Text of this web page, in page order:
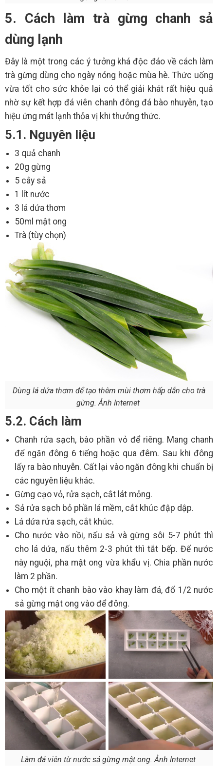
5. Cách làm trà gừng chanh sả
dùng lạnh
Đây là một trong các ý tưởng khá độc đáo về cách làm
trà gừng dùng cho ngày nóng hoặc mùa hè. Thức uống
vừa tốt cho sức khỏe lại có thể giải khát rất hiệu quả
nhờ sự kết hợp đá viên chanh đông đá bào nhuyễn, tạo
hiệu ứng mát lạnh thỏa vị khi thưởng thức.
5.1. Nguyên liệu
3 quả chanh
20g gừng
5 cây sả
1 lít nước
3 lá dứa thơm
50ml mật ong
Trà (tùy chọn)
Dùng lá dứa thơm để tạo thêm mùi thơm hấp dẫn cho trà
gừng. Ảnh Internet
5.2. Cách làm
Chanh rửa sạch, bào phần vỏ để riêng. Mang chanh
để ngăn đông 6 tiếng hoặc qua đêm. Sau khi đông
lấy ra bào nhuyễn. Cất lại vào ngăn đông khi chuẩn bị
các nguyên liệu khác.
Gừng cạo vỏ, rửa sạch, cắt lát mỏng.
Sả rửa sạch bỏ phần lá mềm, cắt khúc đập dập.
Lá dứa rửa sạch, cắt khúc.
Cho nước vào nồi, nấu sả và gừng sôi 5-7 phút thì
cho lá dứa, nấu thêm 2-3 phút thì tắt bếp. Để nước
này nguội, pha mật ong vừa khẩu vị. Chia phần nước
làm 2 phần.
Cho một ít chanh bào vào khay làm đá, đổ 1/2 nước
sả gừng mật ong vào để đông.
Làm đá viên từ nước sả gừng mật ong. Ảnh Internet